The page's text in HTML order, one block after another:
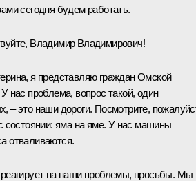
сегодня будем работать.
Владимир Владимирович!
я представляю граждан Омской
нас проблема, вопрос такой, один
– это наши дороги. Посмотрите,
состоянии: яма на яме. У нас машины
отваливаются.
реагирует на наши проблемы, просьбы. Мы